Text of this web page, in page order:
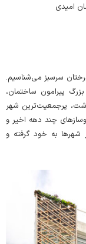
امیدی
سرسبز می‌شناسیم.
پیرامون ساختمان،
پرجمعیت‌ترین شهر
چند دهه اخیر و
شهرها به خود گرفته و